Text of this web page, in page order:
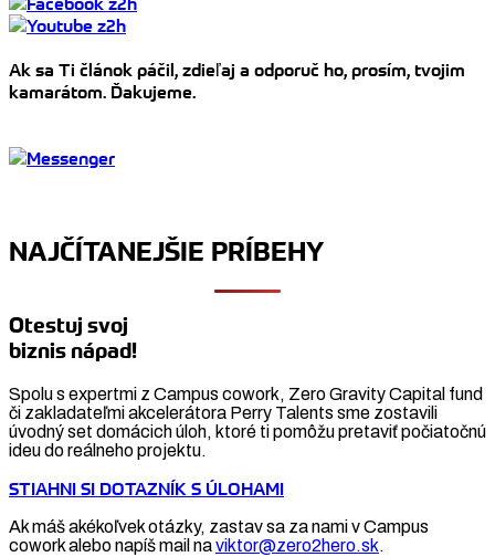
Ak sa Ti článok páčil, zdieľaj a odporuč ho, prosím, tvojim
kamarátom. Ďakujeme.
NAJČÍTANEJŠIE PRÍBEHY
Otestuj svoj
biznis nápad!
Spolu s expertmi z Campus cowork, Zero Gravity Capital fund
či zakladateľmi akcelerátora Perry Talents sme zostavili
úvodný set domácich úloh, ktoré ti pomôžu pretaviť počiatočnú
ideu do reálneho projektu.
STIAHNI SI DOTAZNÍK S ÚLOHAMI
Ak máš akékoľvek otázky, zastav sa za nami v Campus
cowork alebo napíš mail naviktor@zero2hero.sk.